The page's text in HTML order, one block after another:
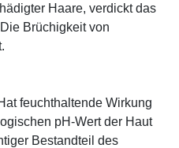
Haare, verdickt das
Brüchigkeit von
feuchthaltende Wirkung
pH-Wert der Haut
Bestandteil des